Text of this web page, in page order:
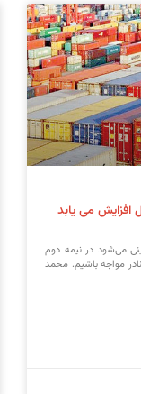
افزایش می‌ یابد
می‌شود در نیمه دوم
مواجه باشیم. محمد